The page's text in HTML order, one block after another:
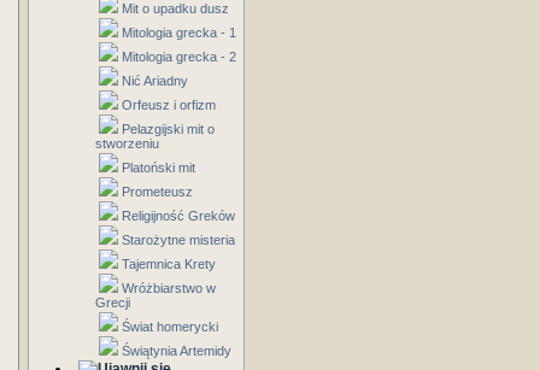
Mit o upadku dusz
Mitologia grecka - 1
Mitologia grecka - 2
Nić Ariadny
Orfeusz i orfizm
Pelazgijski mit o
stworzeniu
Platoński mit
Prometeusz
Religijność Greków
Starożytne misteria
Tajemnica Krety
Wróżbiarstwo w
Grecji
Świat homerycki
Świątynia Artemidy